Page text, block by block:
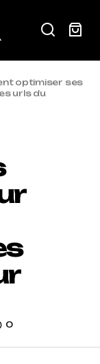
optimiser ses
urls du
0